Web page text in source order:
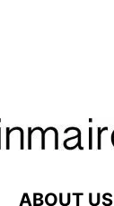
ABOUT US